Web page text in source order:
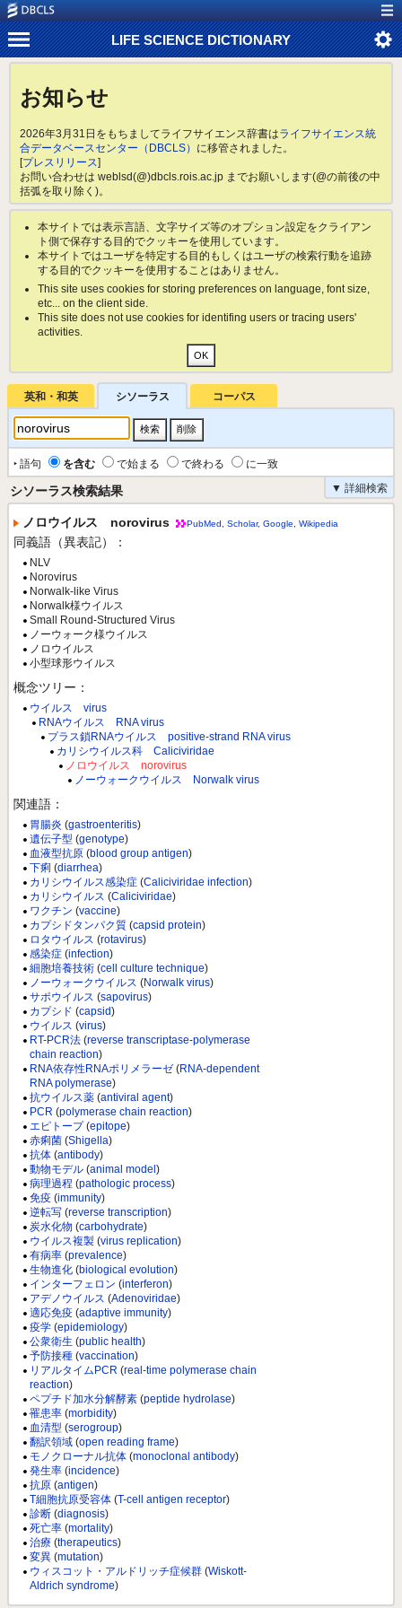
LIFE SCIENCE DICTIONARY
お知らせ
2026年3月31日をもちましてライフサイエンス辞書はライフサイエンス統
合データベースセンター（DBCLS） に移管されました。
[プレスリリース]
お問い合わせは weblsd(@)dbcls.rois.ac.jp までお願いします(@の前後の中
括弧を取り除く)。
本サイトでは表示言語、文字サイズ等のオプション設定をクライアン
ト側で保存する目的でクッキーを使用しています。
本サイトではユーザを特定する目的もしくはユーザの検索行動を追跡
する目的でクッキーを使用することはありません。
This site uses cookies for storing preferences on language, font size,
etc... on the client side.
This site does not use cookies for identifing users or tracing users'
activities.
英和・和英 シソーラス コーパス
‣ 語句 を含む で始まる で終わる
に一致
▼ 詳細検索
シソーラス検索結果
ノロウイルス norovirus PubMed Scholar, Google Wikipedia
同義語（異表記）：
NLV
Norovirus
Norwalk-like Virus
Norwalk様ウイルス
Small Round-Structured Virus
ノーウォーク様ウイルス
ノロウイルス
小型球形ウイルス
概念ツリー：
ウイルス virus
RNAウイルス RNA virus
プラス鎖RNAウイルス positive-strand RNA virus
カリシウイルス科 Caliciviridae
ノロウイルス norovirus
ノーウォークウイルス Norwalk virus
関連語：
胃腸炎 (gastroenteritis)
遺伝子型 (genotype)
血液型抗原 (blood group antigen)
下痢 (diarrhea)
カリシウイルス感染症 (Caliciviridae infection)
カリシウイルス (Caliciviridae)
ワクチン (vaccine)
カプシドタンパク質 (capsid protein)
ロタウイルス (rotavirus)
感染症 (infection)
細胞培養技術 (cell culture technique)
ノーウォークウイルス (Norwalk virus)
サポウイルス (sapovirus)
カプシド (capsid)
ウイルス (virus)
RT-PCR法 (reverse transcriptase-polymerase
chain reaction)
RNA依存性RNAポリメラーゼ (RNA-dependent
RNA polymerase)
抗ウイルス薬 (antiviral agent)
PCR (polymerase chain reaction)
エピトープ(epitope)
赤痢菌 (Shigella)
抗体 (antibody)
動物モデル (animal model )
病理過程 (pathologic process)
免疫 (immunity)
逆転写 (reverse transcription)
炭水化物 (carbohydrate)
ウイルス複製 (virus replication)
有病率 (prevalence)
生物進化 (biological evolution)
インターフェロン (interferon)
アデノウイルス (Adenoviridae)
適応免疫 (adaptive immunity)
疫学 (epidemiology)
公衆衛生 (public health)
予防接種 (vaccination)
リアルタイムPCR (real-time polymerase chain
reaction)
ペプチド加水分解酵素 (peptide hydrolase)
罹患率 (morbidity)
血清型 (serogroup)
翻訳領域 (open reading frame)
モノクローナル抗体 (monoclonal antibody)
発生率 (incidence)
抗原 (antigen)
T細胞抗原受容体 (T-cell antigen receptor)
診断 (diagnosis)
死亡率 (mortality)
治療 (therapeutics)
変異 (mutation)
ウィスコット・アルドリッチ症候群 (Wiskott-
Aldrich syndrome)